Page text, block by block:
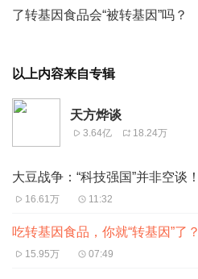
了转基因食品会“被转基因”吗？
以上内容来自专辑
天方烨谈
3.64亿 18.24万
大豆战争：“科技强国”并非空谈！
16.61万 11:32
吃转基因食品，你就“转基因”了？
15.95万 07:49